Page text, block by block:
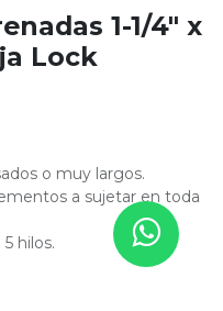
1-1/4" x
Lock
o muy largos.
a sujetar en toda
hilos.